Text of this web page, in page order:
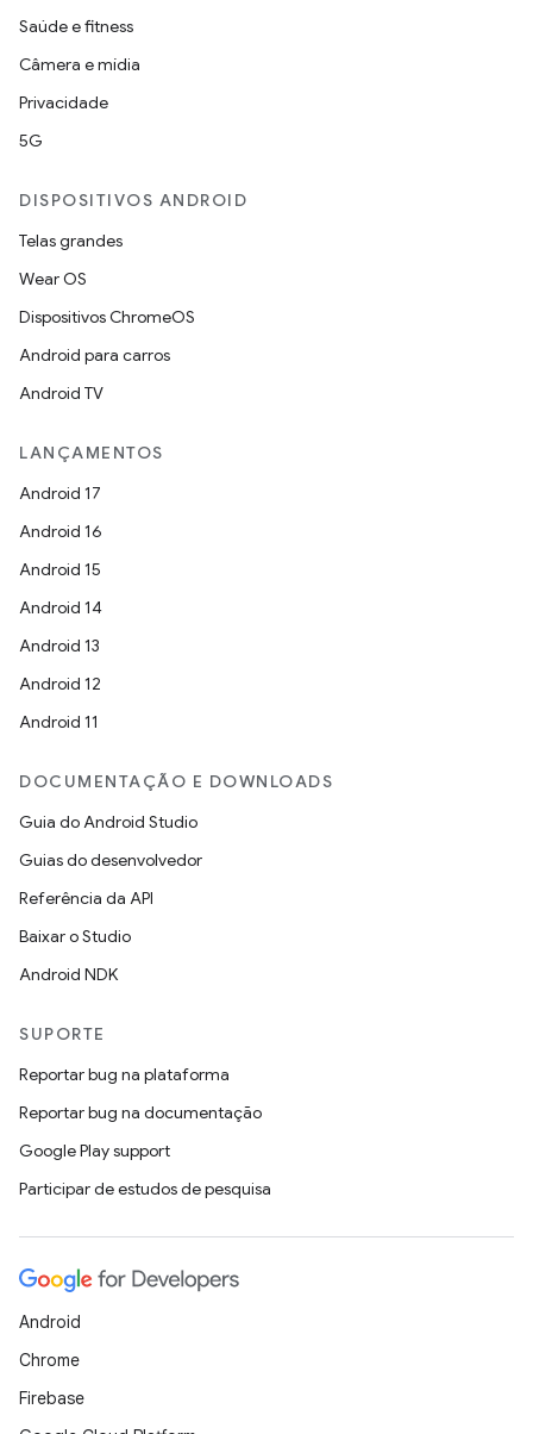
Saúde e fitness
Câmera e mídia
Privacidade
5G
DISPOSITIVOS ANDROID
Telas grandes
Wear OS
Dispositivos ChromeOS
Android para carros
Android TV
LANÇAMENTOS
Android 17
Android 16
Android 15
Android 14
Android 13
Android 12
Android 11
DOCUMENTAÇÃO E DOWNLOADS
Guia do Android Studio
Guias do desenvolvedor
Referência da API
Baixar o Studio
Android NDK
SUPORTE
Reportar bug na plataforma
Reportar bug na documentação
Google Play support
Participar de estudos de pesquisa
Android
Chrome
Firebase